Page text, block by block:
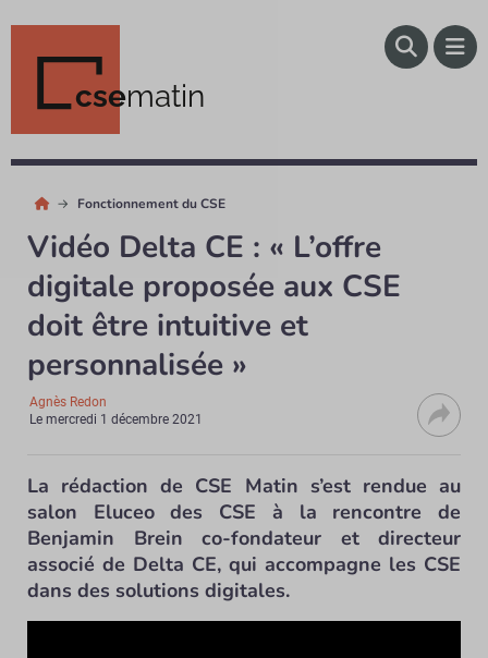
csematin
Fonctionnement du CSE
Vidéo Delta CE : « L’offre
digitale proposée aux CSE
doit être intuitive et
personnalisée »
Agnès Redon
Lemercredi 1 décembre 2021
La rédaction de CSE Matin s’est rendue au
salon Eluceo des CSE à la rencontre de
Benjamin Brein co-fondateur et directeur
associé de Delta CE, qui accompagne les CSE
dans des solutions digitales.